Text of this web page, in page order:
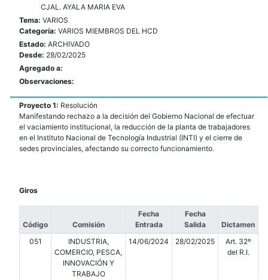
CJAL. AYALA MARIA EVA
Tema: VARIOS
Categoría: VARIOS MIEMBROS DEL HCD
Estado: ARCHIVADO
Desde: 28/02/2025
Agregado a:
Observaciones:
Proyecto 1: Resolución
Manifestando rechazo a la decisión del Gobierno Nacional de efectuar
el vaciamiento institucional, la reducción de la planta de trabajadores
en el Instituto Nacional de Tecnología Industrial (INTI) y el cierre de
sedes provinciales, afectando su correcto funcionamiento.
Giros
Código Comisión
Fecha
Entrada
Fecha
Salida
Dictamen
051
INDUSTRIA,
COMERCIO, PESCA,
INNOVACIÓN Y
TRABAJO
14/06/2024 28/02/2025
Art. 32º
del R.I.